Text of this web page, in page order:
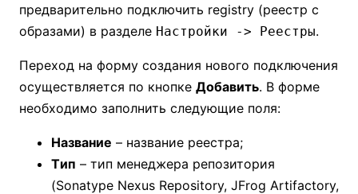
предварительно подключить registry (реестр с
образами) в разделе Настройки -> Реестры.
Переход на форму создания нового подключения
осуществляется по кнопке Добавить. В форме
необходимо заполнить следующие поля:
Название – название реестра;
Tип – тип менеджера репозитория
(Sonatype Nexus Repository, JFrog Artifactory,